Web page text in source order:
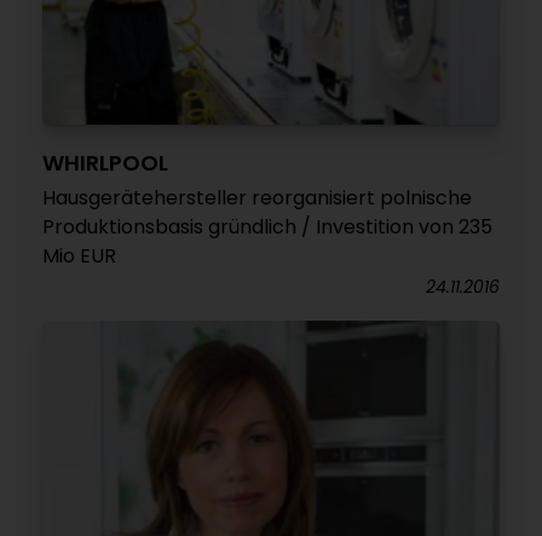
WHIRLPOOL
Hausgerätehersteller reorganisiert polnische
Produktionsbasis gründlich / Investition von 235
Mio EUR
24.11.2016